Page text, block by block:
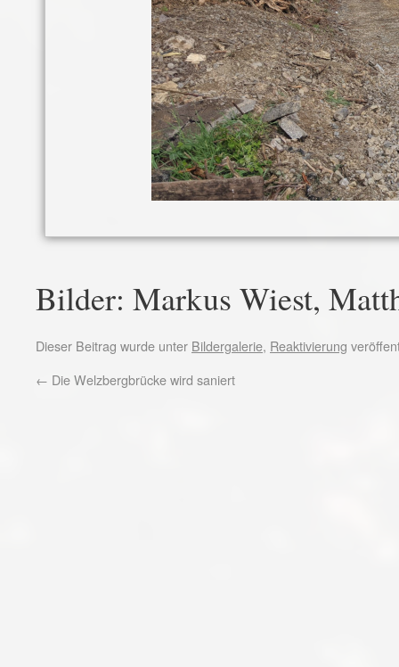
Bilder: Markus Wiest,
Dieser Beitrag wurde unter Bildergalerie, Reaktivierung
← Die Welzbergbrücke wird saniert